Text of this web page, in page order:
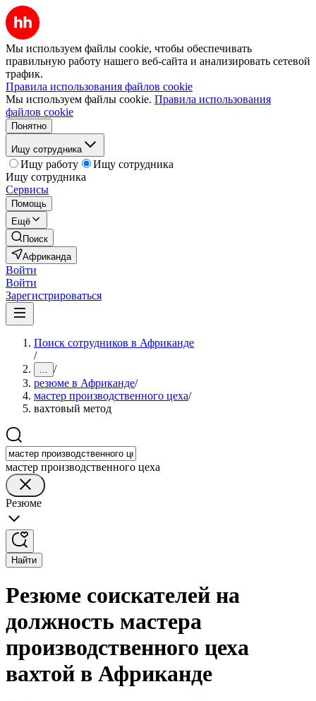
Мы используем файлы cookie, чтобы обеспечивать
правильную работу нашего веб-сайта и анализировать сетевой
трафик.
Правила использования файлов cookie
Мы используем файлы cookie. Правила использования
файлов cookie
Понятно
Ищу сотрудника
Ищу работу
Ищу сотрудника
Ищу сотрудника
Сервисы
Помощь
Ещё
Поиск
Африканда
Войти
Войти
Зарегистрироваться
Поиск сотрудников в Африканде
/
... /
резюме в Африканде/
мастер производственного цеха/
вахтовый метод
мастер производственного цеха
Резюме
Найти
Резюме соискателей на
должность мастера
производственного цеха
вахтой в Африканде